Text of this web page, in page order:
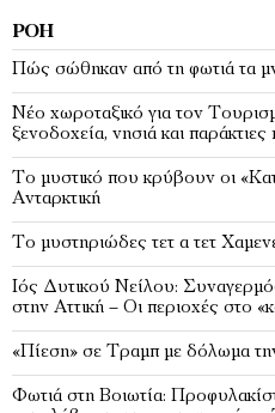
ΡΟΉ
Πώς σώθηκαν από τη φωτιά τα
Νέο χωροταξικό για τον
ξενοδοχεία, νησιά και παράκτιες
Το μυστικό που κρύβουν οι
Ανταρκτική
Το μυστηριώδες τετ α τετ
Ιός Δυτικού Νείλου:
στην Αττική – Οι περιοχές στο
«Πίεση» σε Τραμπ με δόλωμα
Φωτιά στη Βοιωτία: